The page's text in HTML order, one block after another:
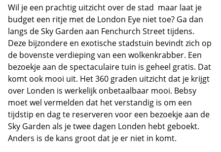
Wil je een prachtig uitzicht over de stad maar laat je
budget een ritje met de London Eye niet toe? Ga dan
langs de Sky Garden aan Fenchurch Street tijdens.
Deze bijzondere en exotische stadstuin bevindt zich op
de bovenste verdieping van een wolkenkrabber. Een
bezoekje aan de spectaculaire tuin is geheel gratis. Dat
komt ook mooi uit. Het 360 graden uitzicht dat je krijgt
over Londen is werkelijk onbetaalbaar mooi. Bebsy
moet wel vermelden dat het verstandig is om een
tijdstip en dag te reserveren voor een bezoekje aan de
Sky Garden als je twee dagen Londen hebt geboekt.
Anders is de kans groot dat je er niet in komt.